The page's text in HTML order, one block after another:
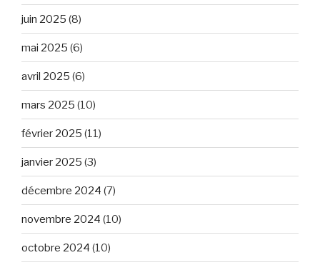
juin 2025 (8)
mai 2025 (6)
avril 2025 (6)
mars 2025 (10)
février 2025 (11)
janvier 2025 (3)
décembre 2024 (7)
novembre 2024 (10)
octobre 2024 (10)